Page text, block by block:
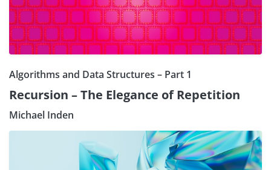
Algorithms and Data Structures – Part 1
Recursion – The Elegance of Repetition
Michael Inden